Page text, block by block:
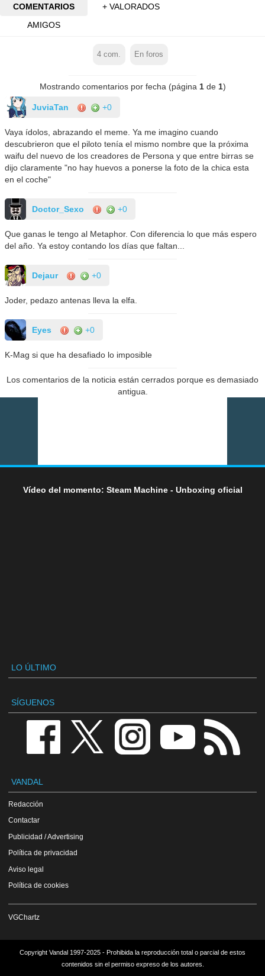
COMENTARIOS
+ VALORADOS
AMIGOS
4 com. En foros
Mostrando comentarios por fecha (página 1de 1)
JuviaTan +0
Vaya ídolos, abrazando el meme. Ya me imagino cuando
descubrieron que el piloto tenía el mismo nombre que la próxima
waifu del nuevo de los creadores de Persona y que entre birras se
dijo claramente "no hay huevos a ponerse la foto de la chica esta
en el coche"
Doctor_Sexo +0
Que ganas le tengo al Metaphor. Con diferencia lo que más espero
del año. Ya estoy contando los días que faltan...
Dejaur +0
Joder, pedazo antenas lleva la elfa.
Eyes +0
K-Mag si que ha desafiado lo imposible
Los comentarios de la noticia están cerrados porque es demasiado
antigua.
Vídeo del momento: Steam Machine - Unboxing oficial
LO ÚLTIMO
SÍGUENOS
VANDAL
Redacción
Contactar
Publicidad / Advertising
Política de privacidad
Aviso legal
Política de cookies
VGChartz
Copyright Vandal 1997-2025 - Prohibida la reproducción total o parcial de estos
contenidos sin el permiso expreso de los autores.